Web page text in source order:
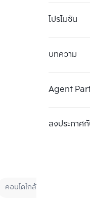
โปรโมชัน
บทความ
Agent
ลงประกาศกั
คอนโดใกล้ BTS